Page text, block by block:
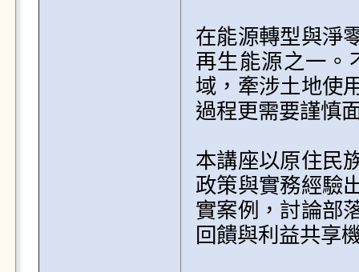
在能源轉型與淨
再生能源之一。
域，牽涉土地使
過程更需要謹慎
本講座以原住民
政策與實務經驗
實案例，討論部
回饋與利益共享